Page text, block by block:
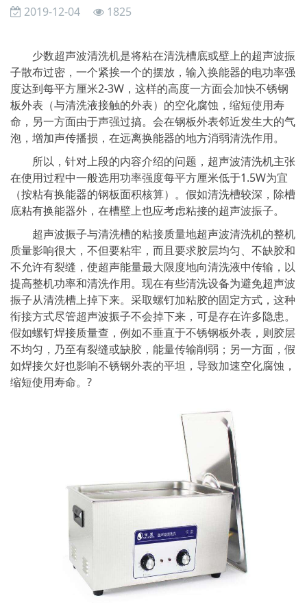
2019-12-04 1825
少数超声波清洗机是将粘在清洗槽底或壁上的超声波振
子散布过密，一个紧挨一个的摆放，输入换能器的电功率强
度达到每平方厘米2-3W，这样的高度一方面会加快不锈钢
板外表（与清洗液接触的外表）的空化腐蚀，缩短使用寿
命，另一方面由于声强过搞。会在钢板外表邻近发生大的气
泡，增加声传播损，在远离换能器的地方消弱清洗作用。
所以，针对上段的内容介绍的问题，超声波清洗机主张
在使用过程中一般选用功率强度每平方厘米低于1.5W为宜
（按粘有换能器的钢板面积核算）。假如清洗槽较深，除槽
底粘有换能器外，在槽壁上也应考虑粘接的超声波振子。
超声波振子与清洗槽的粘接质量地超声波清洗机的整机
质量影响很大，不但要粘牢，而且要求胶层均匀、不缺胶和
不允许有裂缝，使超声能量最大限度地向清洗液中传输，以
提高整机功率和清洗作用。现在有些清洗设备为避免超声波
振子从清洗槽上掉下来。采取螺钉加粘胶的固定方式，这种
衔接方式尽管超声波振子不会掉下来，可是存在许多隐患。
假如螺钉焊接质量查，例如不垂直于不锈钢板外表，则胶层
不均匀，乃至有裂缝或缺胶，能量传输削弱；另一方面，假
如焊接欠好也影响不锈钢外表的平坦，导致加速空化腐蚀，
缩短使用寿命。?